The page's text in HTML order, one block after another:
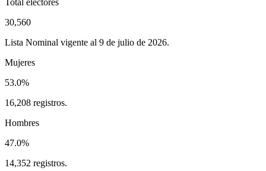
30,560
Lista Nominal vigente al 9 de julio de 2026.
Mujeres
53.0%
16,208 registros.
Hombres
47.0%
14,352 registros.